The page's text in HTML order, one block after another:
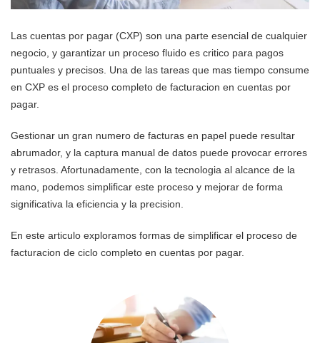
Las cuentas por pagar (CXP) son una parte esencial de cualquier
negocio, y garantizar un proceso fluido es critico para pagos
puntuales y precisos. Una de las tareas que mas tiempo consume
en CXP es el proceso completo de facturacion en cuentas por
pagar.
Gestionar un gran numero de facturas en papel puede resultar
abrumador, y la captura manual de datos puede provocar errores
y retrasos. Afortunadamente, con la tecnologia al alcance de la
mano, podemos simplificar este proceso y mejorar de forma
significativa la eficiencia y la precision.
En este articulo exploramos formas de simplificar el proceso de
facturacion de ciclo completo en cuentas por pagar.